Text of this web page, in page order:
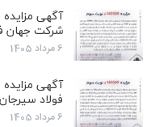
آگهی
شرکت جهان
6 مرداد 1405
آگهی
فولاد سیرجان
6 مرداد 1405